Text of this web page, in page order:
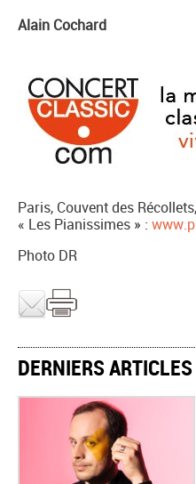
Alain Cochard
Paris, Couvent des
« Les Pianissimes » :
Photo DR
DERNIERS ARTICLES